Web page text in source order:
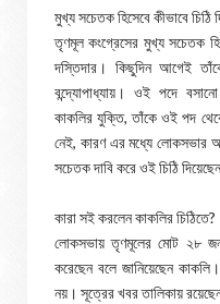
মুখ্য সচেতক হিসেবে কীভাবে চিঠি
তৃণমূল কংগ্রেসের মুখ্য সচেতক
দস্তিদার। কিছুদিন আগেই
বন্দ্যোপাধ্যায়। ওই পদে
কাকলির যুক্তি, তাঁকে ওই পদ
নেই, কারণ এর মধ্যে লোকসভার
সচেতক দাবি করে ওই চিঠি
কারা সই করলেন কাকলির চিঠিতে?
লোকসভায় তৃণমূলের মোট ২৮
করেছেন বলে জানিয়েছেন
নয়। সূত্রের খবর তালিকায়